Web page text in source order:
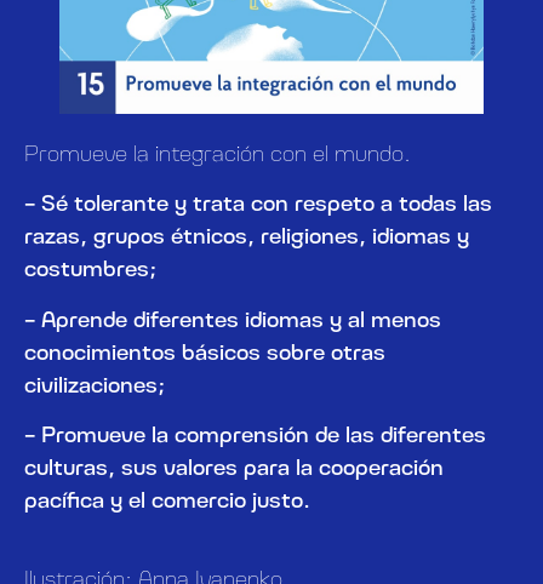
Promueve la integración con el mundo.
– Sé tolerante y trata con respeto a todas las
razas, grupos étnicos, religiones, idiomas y
costumbres;
– Aprende diferentes idiomas y al menos
conocimientos básicos sobre otras
civilizaciones;
– Promueve la comprensión de las diferentes
culturas, sus valores para la cooperación
pacífica y el comercio justo.
Ilustración: Anna Ivanenko